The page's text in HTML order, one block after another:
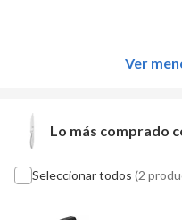
Ver
Lo más comprado
Seleccionar todos (2